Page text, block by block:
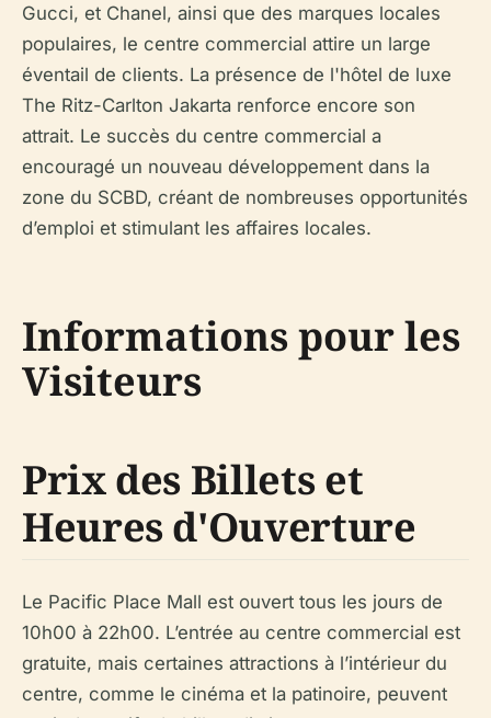
Gucci, et Chanel, ainsi que des marques locales
populaires, le centre commercial attire un large
éventail de clients. La présence de l'hôtel de luxe
The Ritz-Carlton Jakarta renforce encore son
attrait. Le succès du centre commercial a
encouragé un nouveau développement dans la
zone du SCBD, créant de nombreuses opportunités
d’emploi et stimulant les affaires locales.
Informations pour les
Visiteurs
Prix des Billets et
Heures d'Ouverture
Le Pacific Place Mall est ouvert tous les jours de
10h00 à 22h00. L’entrée au centre commercial est
gratuite, mais certaines attractions à l’intérieur du
centre, comme le cinéma et la patinoire, peuvent